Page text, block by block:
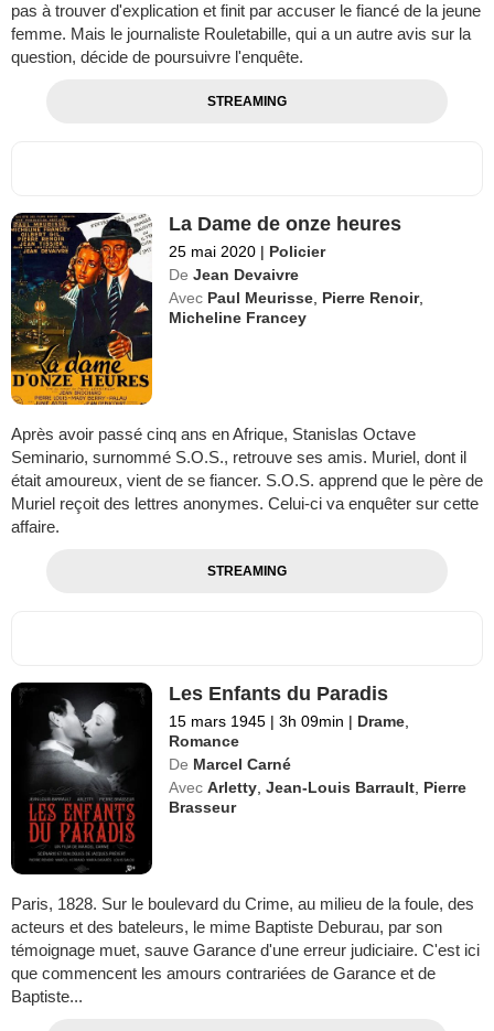
pas à trouver d'explication et finit par accuser le fiancé de la jeune
femme. Mais le journaliste Rouletabille, qui a un autre avis sur la
question, décide de poursuivre l'enquête.
STREAMING
La Dame de onze heures
25 mai 2020 | Policier
De Jean Devaivre
Avec Paul Meurisse Pierre Renoir,
Micheline Francey
Après avoir passé cinq ans en Afrique, Stanislas Octave
Seminario, surnommé S.O.S., retrouve ses amis. Muriel, dont il
était amoureux, vient de se fiancer. S.O.S. apprend que le père de
Muriel reçoit des lettres anonymes. Celui-ci va enquêter sur cette
affaire.
STREAMING
Les Enfants du Paradis
15 mars 1945 | 3h 09min | Drame
Romance
De Marcel Carné
Avec Arletty ,Jean-Louis Barrault Pierre
Brasseur
Paris, 1828. Sur le boulevard du Crime, au milieu de la foule, des
acteurs et des bateleurs, le mime Baptiste Deburau, par son
témoignage muet, sauve Garance d'une erreur judiciaire. C'est ici
que commencent les amours contrariées de Garance et de
Baptiste...